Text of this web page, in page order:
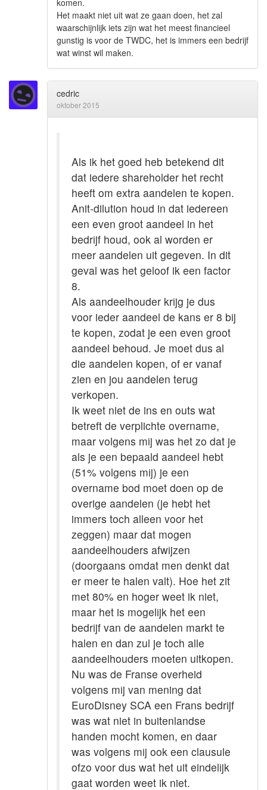
komen.
Het maakt niet uit wat ze gaan doen, het zal
waarschijnlijk iets zijn wat het meest financieel
gunstig is voor de TWDC, het is immers een bedrijf
wat winst wil maken.
cedric
oktober 2015
Als ik het goed heb betekend dit
dat iedere shareholder het recht
heeft om extra aandelen te kopen.
Anit-dilution houd in dat iedereen
een even groot aandeel in het
bedrijf houd, ook al worden er
meer aandelen uit gegeven. In dit
geval was het geloof ik een factor
8.
Als aandeelhouder krijg je dus
voor ieder aandeel de kans er 8 bij
te kopen, zodat je een even groot
aandeel behoud. Je moet dus al
die aandelen kopen, of er vanaf
zien en jou aandelen terug
verkopen.
Ik weet niet de ins en outs wat
betreft de verplichte overname,
maar volgens mij was het zo dat je
als je een bepaald aandeel hebt
(51% volgens mij) je een
overname bod moet doen op de
overige aandelen (je hebt het
immers toch alleen voor het
zeggen) maar dat mogen
aandeelhouders afwijzen
(doorgaans omdat men denkt dat
er meer te halen valt). Hoe het zit
met 80% en hoger weet ik niet,
maar het is mogelijk het een
bedrijf van de aandelen markt te
halen en dan zul je toch alle
aandeelhouders moeten uitkopen.
Nu was de Franse overheid
volgens mij van mening dat
EuroDisney SCA een Frans bedrijf
was wat niet in buitenlandse
handen mocht komen, en daar
was volgens mij ook een clausule
ofzo voor dus wat het uit eindelijk
gaat worden weet ik niet.